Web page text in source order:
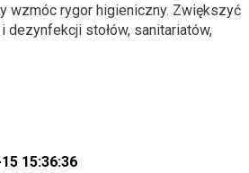
wzmóc rygor higieniczny. Zwiększyć
stołów, sanitariatów,
15:36:36